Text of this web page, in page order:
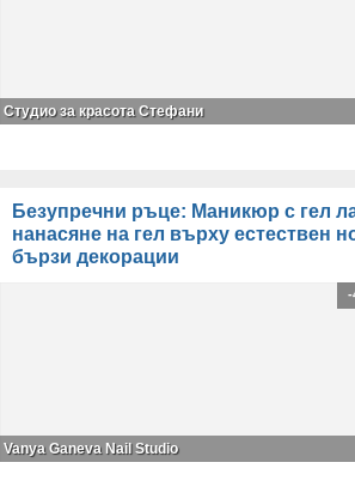
Студио за красота Стефани
Безупречни ръце: Маникюр с гел
нанасяне на гел върху естествен
бързи декорации
-
Vanya Ganeva Nail Studio